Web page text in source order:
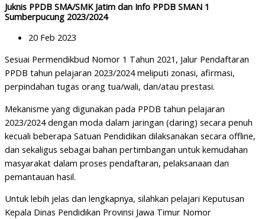
Juknis PPDB SMA/SMK Jatim dan Info PPDB SMAN 1
Sumberpucung 2023/2024
20 Feb 2023
Sesuai Permendikbud Nomor 1 Tahun 2021, Jalur Pendaftaran
PPDB tahun pelajaran 2023/2024 meliputi zonasi, afirmasi,
perpindahan tugas orang tua/wali, dan/atau prestasi.
Mekanisme yang digunakan pada PPDB tahun pelajaran
2023/2024 dengan moda dalam jaringan (daring) secara penuh
kecuali beberapa Satuan Pendidikan dilaksanakan secara offline,
dan sekaligus sebagai bahan pertimbangan untuk kemudahan
masyarakat dalam proses pendaftaran, pelaksanaan dan
pemantauan hasil.
Untuk lebih jelas dan lengkapnya, silahkan pelajari Keputusan
Kepala Dinas Pendidikan Provinsi Jawa Timur Nomor